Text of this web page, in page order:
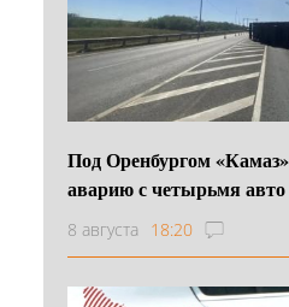
Под Оренбургом
аварию с четырьмя авто
8 августа 18:20